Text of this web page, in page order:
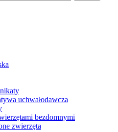
uchwałodawcza
bezdomnymi
zwierzęta